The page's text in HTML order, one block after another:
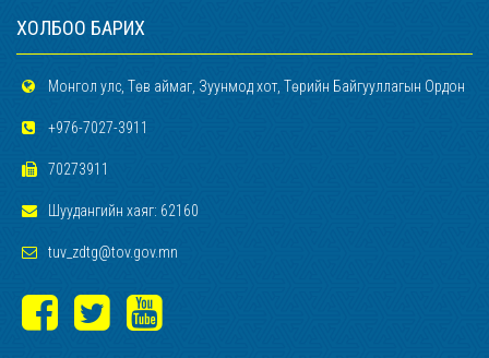
ХОЛБОО БАРИХ
Монгол улс, Төв аймаг, Зуунмод хот, Төрийн Байгууллагын Ордон
+976-7027-3911
70273911
Шуудангийн хаяг: 62160
tuv_zdtg@tov.gov.mn